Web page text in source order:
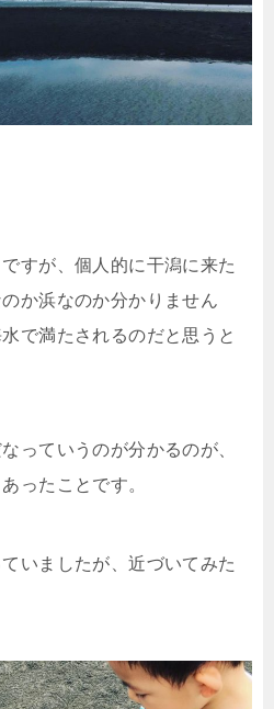
すが、個人的に干潟に来た
か浜なのか分かりません
で満たされるのだと思うと
っていうのが分かるのが、
ったことです。
いましたが、近づいてみた